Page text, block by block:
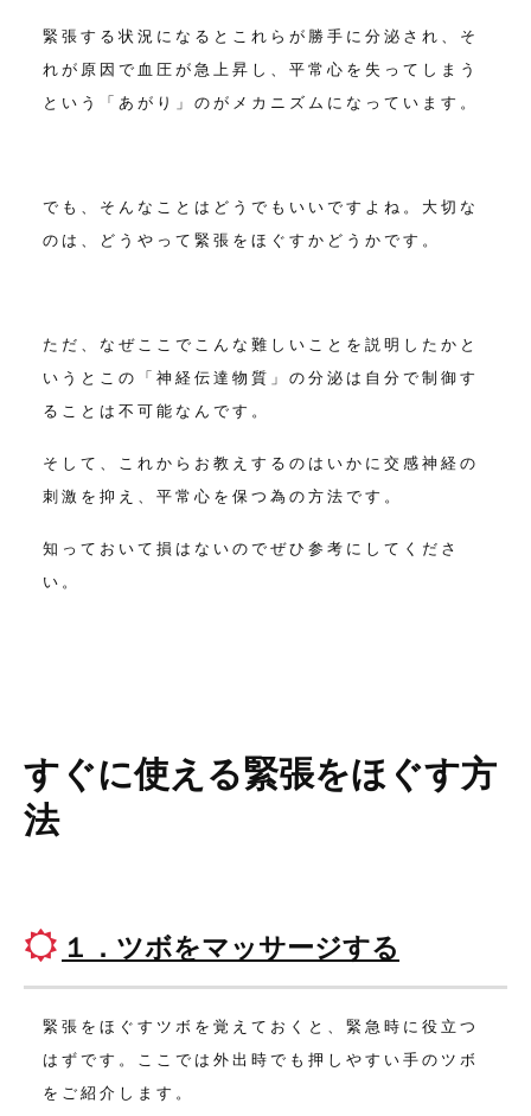
緊張する状況になるとこれらが勝手に分泌され、そ
れが原因で血圧が急上昇し、平常心を失ってしまう
という「あがり」のがメカニズムになっています。
でも、そんなことはどうでもいいですよね。 大切な
のは、どうやって緊張をほぐすかどうかです。
ただ、なぜここでこんな難しいことを説明したかと
いうと
この「神経伝達物質」の分泌は自分で制御す
ることは不可能なんです。
そして、これからお教えするのはいかに交感神経の
刺激を抑え、平常心を保つ為の方法です。
知っておいて損はないのでぜひ参考にしてくださ
い。
すぐに使える緊張をほぐす方
法
１．ツボをマッサージする
緊張をほぐすツボを覚えておくと、緊急時に役立つ
はずです。 ここでは外出時でも押しやすい手のツボ
をご紹介します。